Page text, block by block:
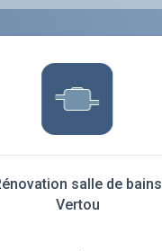
salle de bains
Vertou